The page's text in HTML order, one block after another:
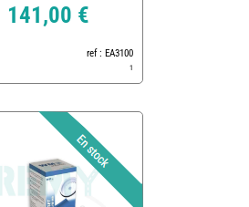
141,00 €
ref : EA3100
1